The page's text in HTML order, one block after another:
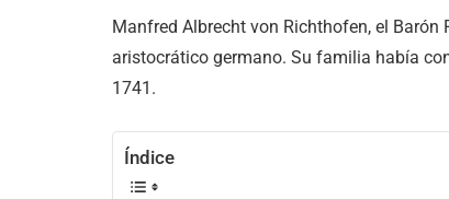
Manfred Albrecht von Richthofen, el Barón
aristocrático germano. Su familia había
1741.
Índice